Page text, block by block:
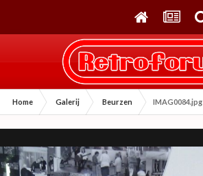
Home Galerij Beurzen IMAG0084.jpg